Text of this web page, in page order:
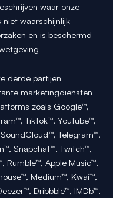
waar onze
niet waarschijnlijk
en is beschermd
derde partijen
marketingdiensten
zoals Google™,
TikTok™, YouTube™,
Telegram™,
Snapchat™, Twitch™,
Rumble™, Apple Music™,
Medium™, Kwai™,
Dribbble™, IMDb™,